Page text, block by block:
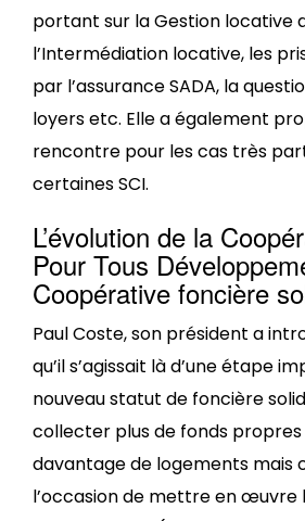
portant sur la Gestion locative
l’Intermédiation locative, les
par l’assurance SADA, la
loyers etc. Elle a également
rencontre pour les cas très
certaines SCI.
L’évolution de la
Pour Tous
Coopérative foncière
Paul Coste, son président a
qu’il s’agissait là d’une étape
nouveau statut de foncière
collecter plus de fonds
davantage de logements mais
l’occasion de mettre en